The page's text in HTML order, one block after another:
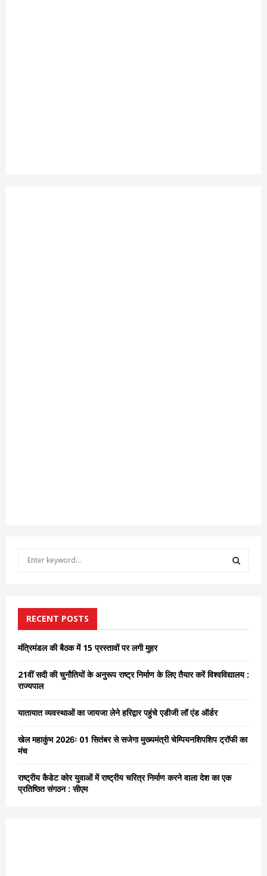
f
o
C
RECENT POSTS
मंत्रिमंडल की बैठक में 15 प्रस्तावों पर लगी मुहर
21वीं सदी की चुनौतियों के अनुरूप राष्ट्र निर्माण के लिए तैयार करें विश्वविद्यालय :
राज्यपाल
यातायात व्यवस्थाओं का जायजा लेने हरिद्वार पहुंचे एडीजी लॉ एंड ऑर्डर
खेल महाकुंभ 2026ः 01 सितंबर से सजेगा मुख्यमंत्री चेम्पियनशिपशिप ट्रॉफी का
मंच
राष्ट्रीय कैडेट कोर युवाओं में राष्ट्रीय चरित्र निर्माण करने वाला देश का एक
प्रतिष्ठित संगठन : सीएम